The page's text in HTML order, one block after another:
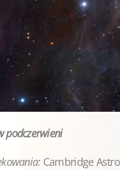
podczerwieni
Cambridge